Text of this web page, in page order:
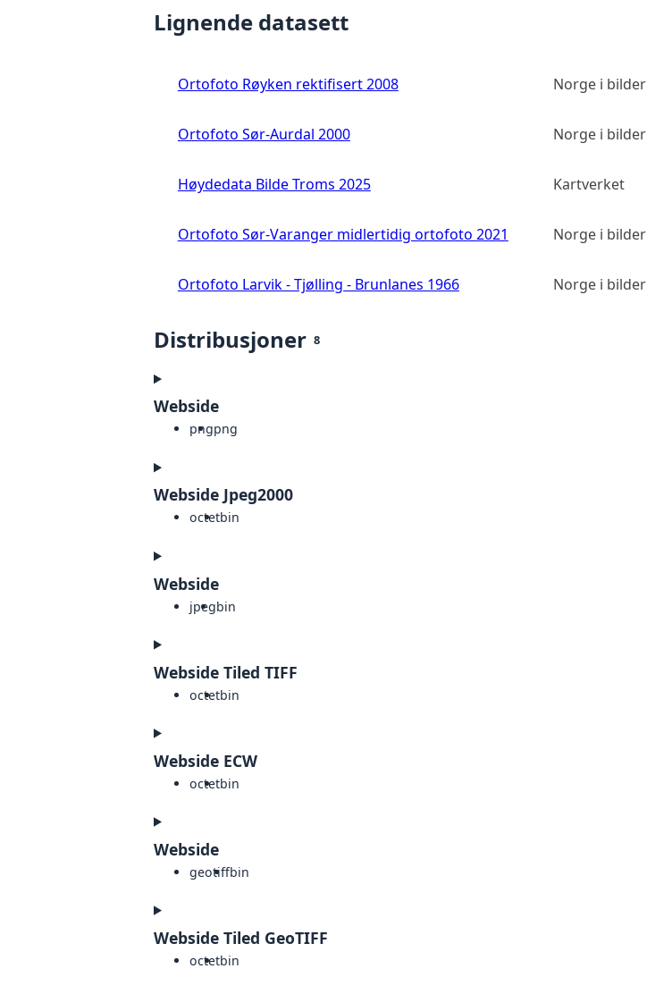
Lignende datasett
Ortofoto Røyken rektifisert 2008 Norge i bilder
Ortofoto Sør-Aurdal 2000 Norge i bilder
Høydedata Bilde Troms 2025 Kartverket
Ortofoto Sør-Varanger midlertidig ortofoto 2021 Norge i bilder
Ortofoto Larvik - Tjølling - Brunlanes 1966 Norge i bilder
Distribusjoner 8
Webside
pngpng
Webside Jpeg2000
octetbin
Webside
jpegbin
Webside Tiled TIFF
octetbin
Webside ECW
octetbin
Webside
geotiffbin
Webside Tiled GeoTIFF
octetbin